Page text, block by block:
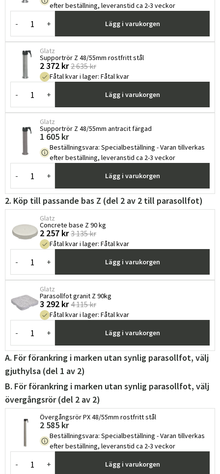
efter beställning, leveranstid ca 2-3 veckor
- + Lägg i varukorgen
Glatz
Supportrör Z 48/55mm rostfritt stål
2 372 kr 2 635 kr
Fåtal kvar i lager: Fåtal kvar
- + Lägg i varukorgen
Glatz
Supportrör Z 48/55mm antracit färgad
1 605 kr
Beställningsvara: Specialbeställning - Varan tillverkas
efter beställning, leveranstid ca 2-3 veckor
- + Lägg i varukorgen
2. Köp till passande bas Z (del 2 av 2 till parasollfot)
Glatz
Concrete base Z 90 kg
2 257 kr 3 135 kr
Fåtal kvar i lager: Fåtal kvar
- + Lägg i varukorgen
Glatz
Parasollfot granit Z 90kg
3 292 kr 4 115 kr
Fåtal kvar i lager: Fåtal kvar
- + Lägg i varukorgen
A. För förankring i marken utan synlig parasollfot, välj
gjuthylsa (del 1 av 2)
B. För förankring i marken utan synlig parasollfot, välj
övergångsrör (del 2 av 2)
Övergångsrör PX 48/55mm rostfritt stål
2 585 kr
Beställningsvara: Specialbeställning - Varan tillverkas
efter beställning, leveranstid ca 2-3 veckor
- + Lägg i varukorgen